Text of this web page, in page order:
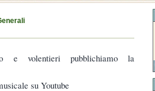
e volentieri pubblichiamo la
su Youtube